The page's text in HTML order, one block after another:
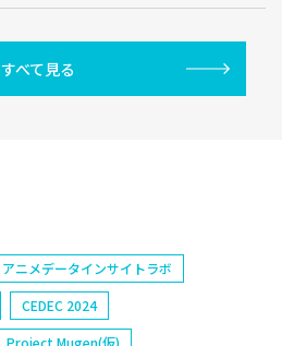
すべて見る
アニメデータインサイトラボ
CEDEC 2024
Project Mugen(仮)